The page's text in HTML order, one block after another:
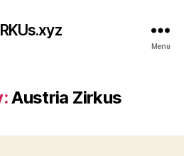
Menu
Austria Zirkus